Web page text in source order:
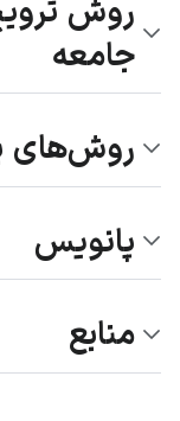
روش
جامعه
روش‌های
پانویس
منابع